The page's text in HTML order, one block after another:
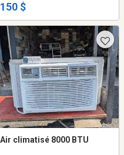
150 $
Air climatisé 8000 BTU